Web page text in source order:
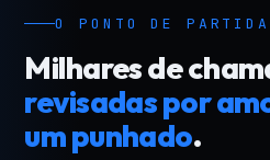
O PONTO DE PARTIDA
Milhares de
revisadas por
um punhado.